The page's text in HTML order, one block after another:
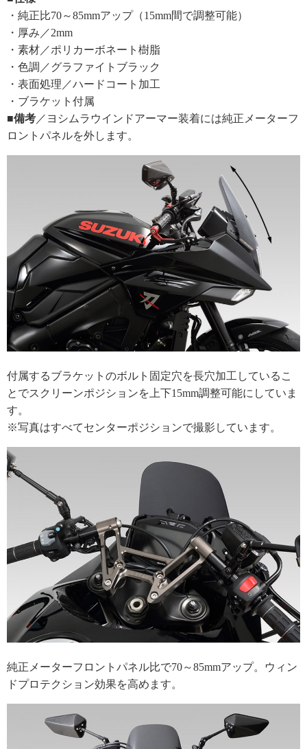
・純正比70～85mmアップ（15mm間で調整可能）
・厚み／2mm
・素材／ポリカーボネート樹脂
・色調／グラファイトブラック
・表面処理／ハードコート加工
・ブラケット付属
■備考 ／ヨシムラウインドアーマー装着には純正メーターフ
ロントパネルを外します。
付属するブラケットのボルト固定穴を長穴加工しているこ
とでスクリーンポジションを上下15mm調整可能にしていま
す。
※写真はすべてセンターポジションで撮影しています。
純正メーターフロントパネル比で70～85mmアップ。ウィン
ドプロテクション効果を高めます。